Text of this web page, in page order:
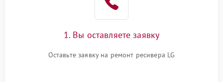
1. Вы оставляете заявку
Оставьте заявку на ремонт ресивера LG